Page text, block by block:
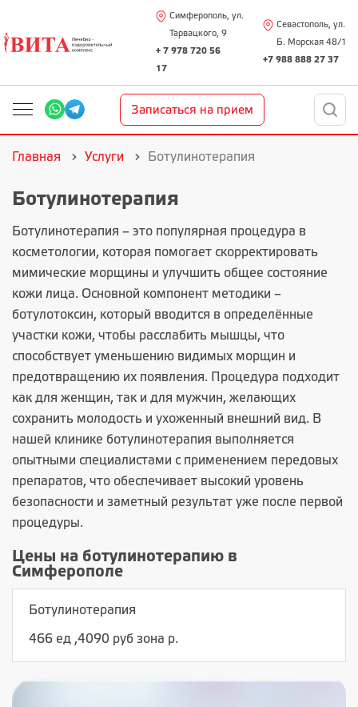
Симферополь, ул.
Тарвацкого, 9
+ 7 978 720 56
17
Севастополь, ул.
Б. Морская 48/1
+7 988 888 27 37
Записаться на прием
Главная Услуги Ботулинотерапия
Ботулинотерапия
Ботулинотерапия – это популярная процедура в
косметологии, которая помогает скорректировать
мимические морщины и улучшить общее состояние
кожи лица. Основной компонент методики –
ботулотоксин, который вводится в определённые
участки кожи, чтобы расслабить мышцы, что
способствует уменьшению видимых морщин и
предотвращению их появления. Процедура подходит
как для женщин, так и для мужчин, желающих
сохранить молодость и ухоженный внешний вид. В
нашей клинике ботулинотерапия выполняется
опытными специалистами с применением передовых
препаратов, что обеспечивает высокий уровень
безопасности и заметный результат уже после первой
процедуры.
Цены на ботулинотерапию в
Симферополе
Ботулинотерапия
466 ед ,4090 руб зона р.